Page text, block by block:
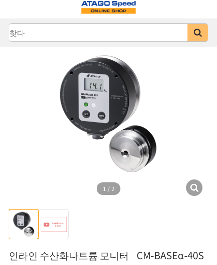
1 / 2
인라인 수산화나트륨 모니터 CM-BASEα-40S